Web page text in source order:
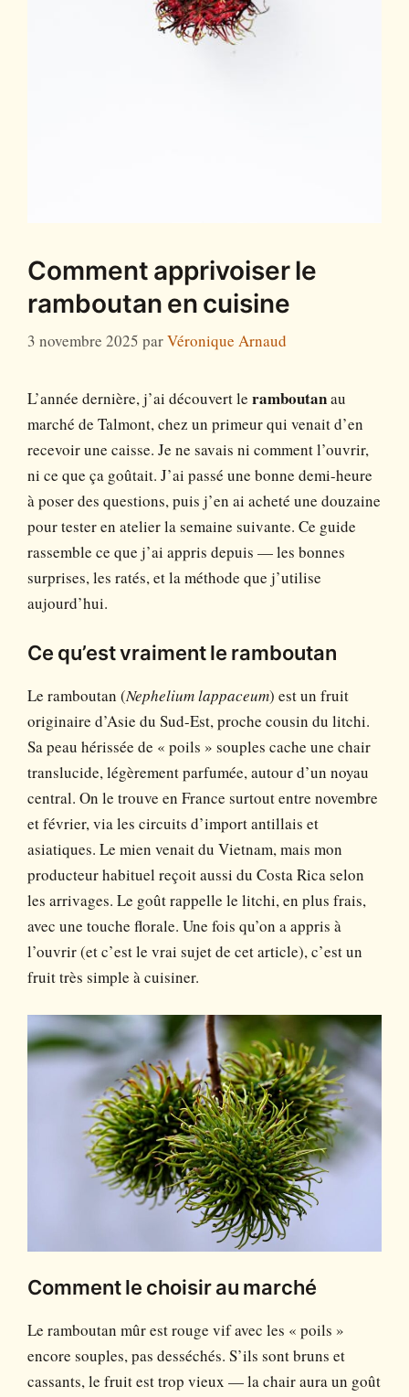
Comment apprivoiser le
ramboutan en cuisine
3 novembre 2025 parVéronique Arnaud
L’année dernière, j’ai découvert le ramboutanau
marché de Talmont, chez un primeur qui venait d’en
recevoir une caisse. Je ne savais ni comment l’ouvrir,
ni ce que ça goûtait. J’ai passé une bonne demi-heure
à poser des questions, puis j’en ai acheté une douzaine
pour tester en atelier la semaine suivante. Ce guide
rassemble ce que j’ai appris depuis — les bonnes
surprises, les ratés, et la méthode que j’utilise
aujourd’hui.
Ce qu’est vraiment le ramboutan
Le ramboutan (Nephelium lappaceum) est un fruit
originaire d’Asie du Sud-Est, proche cousin du litchi.
Sa peau hérissée de « poils » souples cache une chair
translucide, légèrement parfumée, autour d’un noyau
central. On le trouve en France surtout entre novembre
et février, via les circuits d’import antillais et
asiatiques. Le mien venait du Vietnam, mais mon
producteur habituel reçoit aussi du Costa Rica selon
les arrivages. Le goût rappelle le litchi, en plus frais,
avec une touche florale. Une fois qu’on a appris à
l’ouvrir (et c’est le vrai sujet de cet article), c’est un
fruit très simple à cuisiner.
Comment le choisir au marché
Le ramboutan mûr est rouge vif avec les « poils »
encore souples, pas desséchés. S’ils sont bruns et
cassants, le fruit est trop vieux — la chair aura un goût